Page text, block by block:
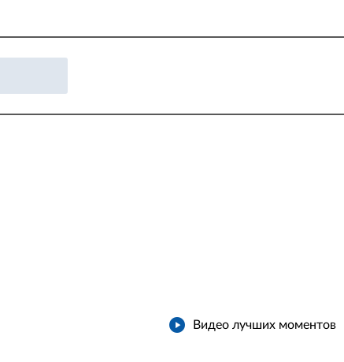
Видео лучших моментов